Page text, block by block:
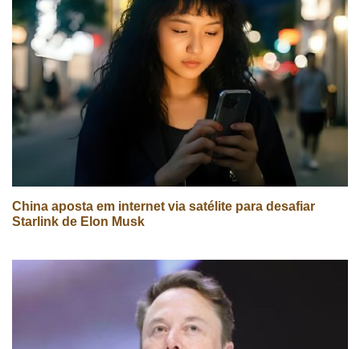
China aposta em internet via satélite para desafiar
Starlink de Elon Musk